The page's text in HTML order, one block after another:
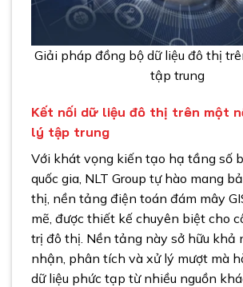
Giải pháp đồng bộ dữ liệu đô thị
tập trung
Kết nối dữ liệu đô thị trên một
lý tập trung
Với khát vọng kiến tạo hạ tầng số
quốc gia, NLT Group tự hào mang
thị, nền tảng điện toán đám mây
mẽ, được thiết kế chuyên biệt cho
trị đô thị. Nền tảng này sở hữu khả
nhận, phân tích và xử lý mượt mà
dữ liệu phức tạp từ nhiều nguồn